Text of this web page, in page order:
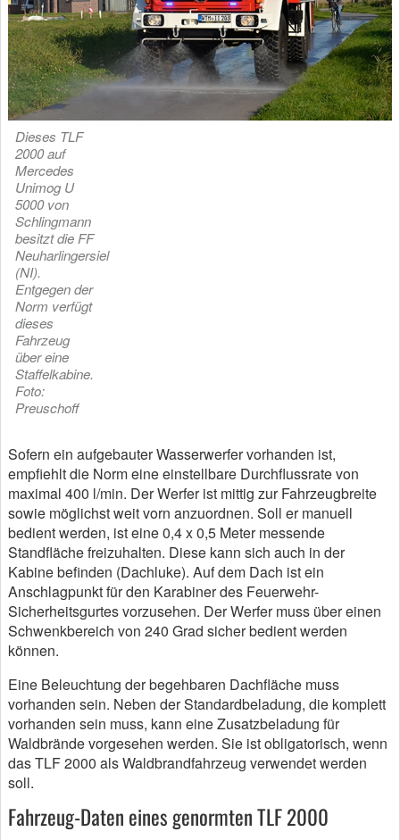
Dieses TLF
2000 auf
Mercedes
Unimog U
5000 von
Schlingmann
besitzt die FF
Neuharlingersiel
(NI).
Entgegen der
Norm verfügt
dieses
Fahrzeug
über eine
Staffelkabine.
Foto:
Preuschoff
Sofern ein aufgebauter Wasserwerfer vorhanden ist,
empfiehlt die Norm eine einstellbare Durchflussrate von
maximal 400 l/min. Der Werfer ist mittig zur Fahrzeugbreite
sowie möglichst weit vorn anzuordnen. Soll er manuell
bedient werden, ist eine 0,4 x 0,5 Meter messende
Standfläche freizuhalten. Diese kann sich auch in der
Kabine befinden (Dachluke). Auf dem Dach ist ein
Anschlagpunkt für den Karabiner des Feuerwehr-
Sicherheitsgurtes vorzusehen. Der Werfer muss über einen
Schwenkbereich von 240 Grad sicher bedient werden
können.
Eine Beleuchtung der begehbaren Dachfläche muss
vorhanden sein. Neben der Standardbeladung, die komplett
vorhanden sein muss, kann eine Zusatzbeladung für
Waldbrände vorgesehen werden. Sie ist obligatorisch, wenn
das TLF 2000 als Waldbrandfahrzeug verwendet werden
soll.
Fahrzeug-Daten eines genormten TLF 2000